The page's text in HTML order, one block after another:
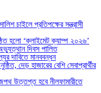
চাইলে প্রতিপক্ষের সন্ত্রাসী
হলো ‘ক্লাইমেট ক্যাম্প ২০২৬’
দিবস পালিত
দাবিতে মানববন্ধন
দেড় হাজারের বেশি সেবাপ্রার্থীর
উত্তপ্ত হবে নীলফামারীতে